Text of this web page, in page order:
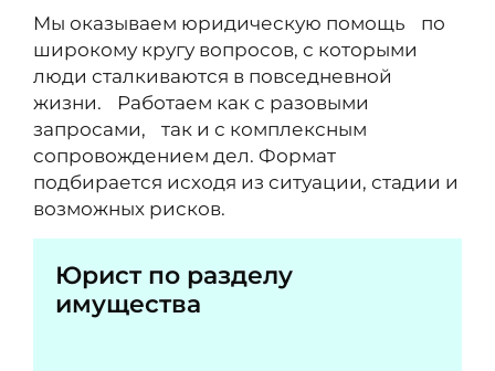
Мы оказываем юридическую помощь по
широкому кругу вопросов, с которыми
люди сталкиваются в повседневной
жизни. Работаем как с разовыми
запросами, так и с комплексным
сопровождением дел. Формат
подбирается исходя из ситуации, стадии и
возможных рисков.
Юрист по разделу
имущества